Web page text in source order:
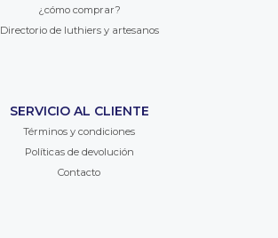
¿cómo comprar?
Directorio de luthiers y artesanos
SERVICIO AL CLIENTE
Términos y condiciones
Políticas de devolución
Contacto